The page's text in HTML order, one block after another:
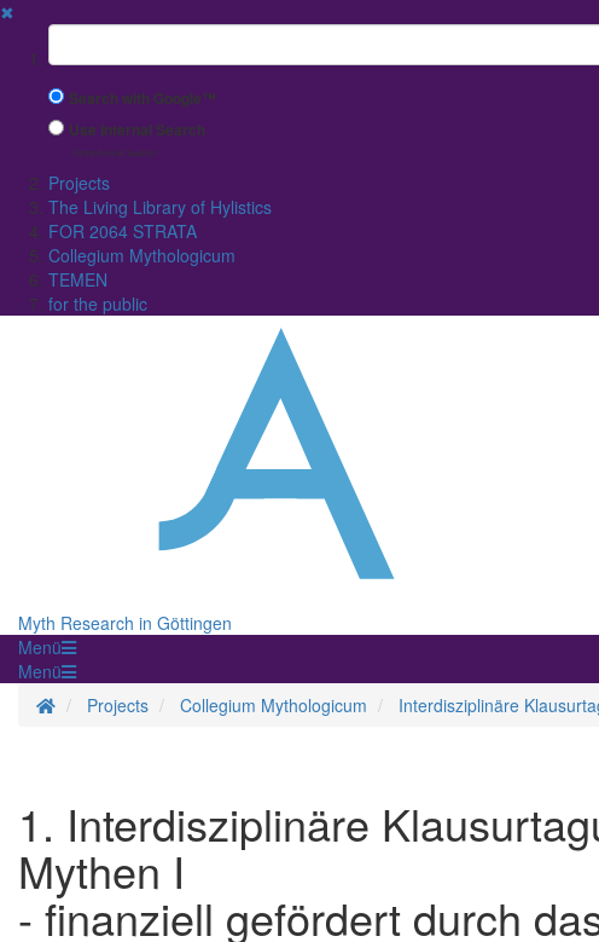
✖
Suchbegriff
Search with Google™
Use Internal Search
(limited result quality)
Projects
The Living Library of Hylistics
FOR 2064 STRATA
Collegium Mythologicum
TEMEN
for the public
Myth Research in Göttingen
Menü
Menü
Homepage
Projects Collegium Mythologicum Interdisziplinäre
1. Interdisziplinäre
Mythen I
- finanziell gefördert durch